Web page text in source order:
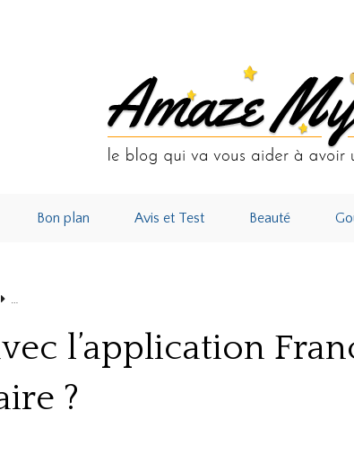
Bon plan Avis et Test Beauté
Problème avec l’application France Inter, que faire ?
l’application
?